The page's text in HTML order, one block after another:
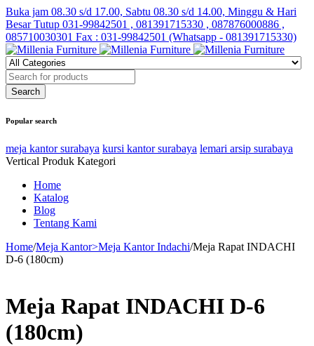
Buka jam 08.30 s/d 17.00, Sabtu 08.30 s/d 14.00, Minggu & Hari
Besar Tutup 031-99842501 , 081391715330 , 087876000886 ,
085710030301 Fax : 031-99842501 (Whatsapp - 081391715330)
Popular search
meja kantor surabaya kursi kantor surabaya lemari arsip surabaya
Vertical Produk Kategori
Home
Katalog
Blog
Tentang Kami
Home/Meja Kantor>Meja Kantor Indachi/Meja Rapat INDACHI
D-6 (180cm)
Meja Rapat INDACHI D-6
(180cm)